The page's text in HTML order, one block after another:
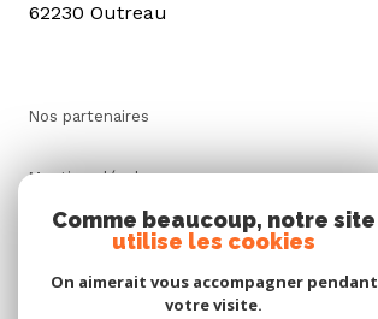
62230 Outreau
Nos partenaires
Mentions légales
Comme beaucoup, notre site
utilise les cookies
On aimerait vous accompagner pendant
votre visite.